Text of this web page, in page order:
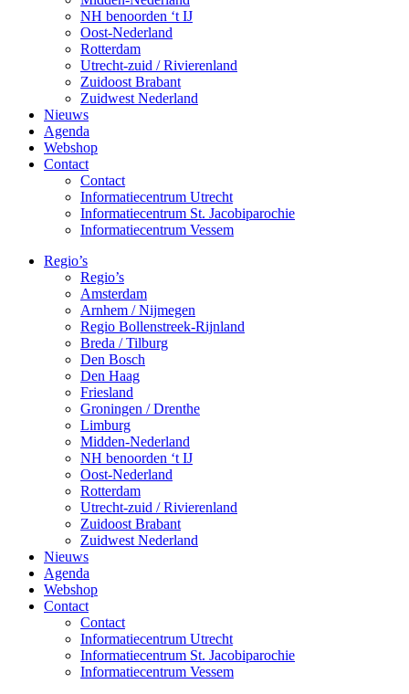
NH benoorden ‘t IJ
Oost-Nederland
Rotterdam
Utrecht-zuid / Rivierenland
Zuidoost Brabant
Zuidwest Nederland
Nieuws
Agenda
Webshop
Contact
Contact
Informatiecentrum Utrecht
Informatiecentrum St. Jacobiparochie
Informatiecentrum Vessem
Regio’s
Regio’s
Amsterdam
Arnhem / Nijmegen
Regio Bollenstreek-Rijnland
Breda / Tilburg
Den Bosch
Den Haag
Friesland
Groningen / Drenthe
Limburg
Midden-Nederland
NH benoorden ‘t IJ
Oost-Nederland
Rotterdam
Utrecht-zuid / Rivierenland
Zuidoost Brabant
Zuidwest Nederland
Nieuws
Agenda
Webshop
Contact
Contact
Informatiecentrum Utrecht
Informatiecentrum St. Jacobiparochie
Informatiecentrum Vessem